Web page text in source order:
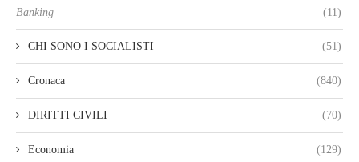
Banking (11)
CHI SONO I SOCIALISTI (51)
Cronaca (840)
DIRITTI CIVILI (70)
Economia (129)